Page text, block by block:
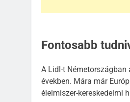
Fontosabb
A Lidl-t
években. Mára már
élelmiszer-kereskedelmi